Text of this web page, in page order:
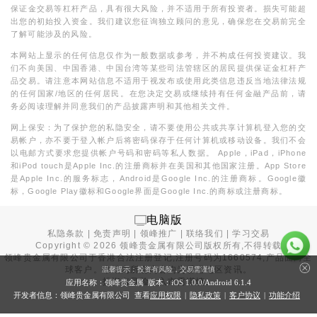
保证金交易等杠杆产品，具有很大风险，并不适用于所有投资者。损失可能超
出您的初始投入资金。我们建议您征询独立顾问的意见，确保您在交易前完全
了解可能涉及的风险。
本网站上显示的任何信息仅作为一般数据或参考，并不构成任何投资建议。我
们不向美国、中国香港、中国台湾等某些司法管辖区的居民提供保证金杠杆产
品交易。请注意本网站信息不适用于视发布或使用此类信息违反当地法律法规
的任何国家/地区的任何居民。在您决定交易或继续持有任何金融产品前，请
务必阅读理解并同意我们的产品披露声明和其他相关文件。
网上保安：为了保护您的私隐安全，请不要使用公共或共享计算机登入您的交
易帐户，亦不要于登入帐户后将密码保存于任何计算机或移动设备。我们不会
以电邮方式要求您提供帐户号码和密码等私人数据。 Apple，iPad，iPhone
和iPod touch是Apple Inc.的注册商标并在美国和其他国家注册。App Store
是Apple Inc.的服务标志，Android是Google Inc.的注册商标。Google徽
标，Google Play徽标和Google界面是Google Inc.的商标或注册商标。
电脑版
私隐条款 |免责声明 领峰推广 |联络我们 |学习交易
Copyright ©2026 领峰贵金属有限公司版权所有,不得转载
领峰贵金属有限公司于香港合法注册登记,注册号码为1660574,产品面向全
球客户。本站内所有内容均为香港地区资讯。
投资有风险，入市需谨慎。
温馨提示：投资有风险，交易需谨慎
应用名称：领峰贵金属 版本：iOS 1.0.0/Android 6.1.4
开发者信息：领峰贵金属有限公司 查看应用权限 | 隐私政策 | 客户协议 | 功能介绍